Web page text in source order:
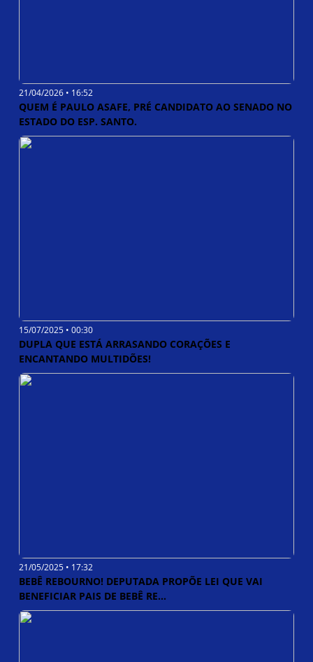
21/04/2026 • 16:52
QUEM É PAULO ASAFE, PRÉ CANDIDATO AO SENADO NO
ESTADO DO ESP. SANTO.
15/07/2025 • 00:30
DUPLA QUE ESTÁ ARRASANDO CORAÇÕES E
ENCANTANDO MULTIDÕES!
21/05/2025 • 17:32
BEBÊ REBOURNO! DEPUTADA PROPÕE LEI QUE VAI
BENEFICIAR PAIS DE BEBÊ RE...